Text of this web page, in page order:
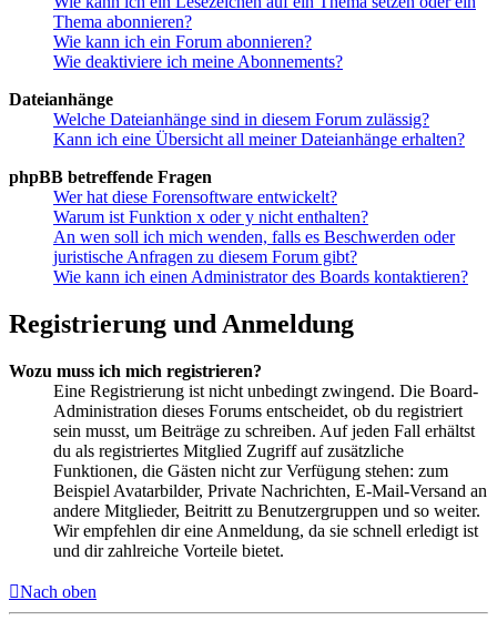
Thema abonnieren?
Wie kann ich ein Forum abonnieren?
Wie deaktiviere ich meine Abonnements?
Dateianhänge
Welche Dateianhänge sind in diesem Forum zulässig?
Kann ich eine Übersicht all meiner Dateianhänge erhalten?
phpBB betreffende Fragen
Wer hat diese Forensoftware entwickelt?
Warum ist Funktion x oder y nicht enthalten?
An wen soll ich mich wenden, falls es Beschwerden oder
juristische Anfragen zu diesem Forum gibt?
Wie kann ich einen Administrator des Boards kontaktieren?
Registrierung und Anmeldung
Wozu muss ich mich registrieren?
Eine Registrierung ist nicht unbedingt zwingend. Die Board-
Administration dieses Forums entscheidet, ob du registriert
sein musst, um Beiträge zu schreiben. Auf jeden Fall erhältst
du als registriertes Mitglied Zugriff auf zusätzliche
Funktionen, die Gästen nicht zur Verfügung stehen: zum
Beispiel Avatarbilder, Private Nachrichten, E-Mail-Versand an
andere Mitglieder, Beitritt zu Benutzergruppen und so weiter.
Wir empfehlen dir eine Anmeldung, da sie schnell erledigt ist
und dir zahlreiche Vorteile bietet.
Nach oben